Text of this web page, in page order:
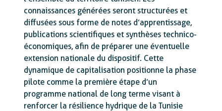
connaissances générées seront structurées et
diffusées sous forme de notes d’apprentissage,
publications scientifiques et synthèses technico-
économiques, afin de préparer une éventuelle
extension nationale du dispositif. Cette
dynamique de capitalisation positionne la phase
pilote comme la première étape d’un
programme national de long terme visant à
renforcer la résilience hydrique de la Tunisie